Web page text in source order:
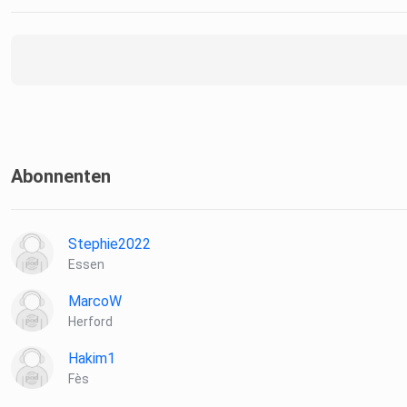
Abonnenten
Stephie2022
Essen
MarcoW
Herford
Hakim1
Fès